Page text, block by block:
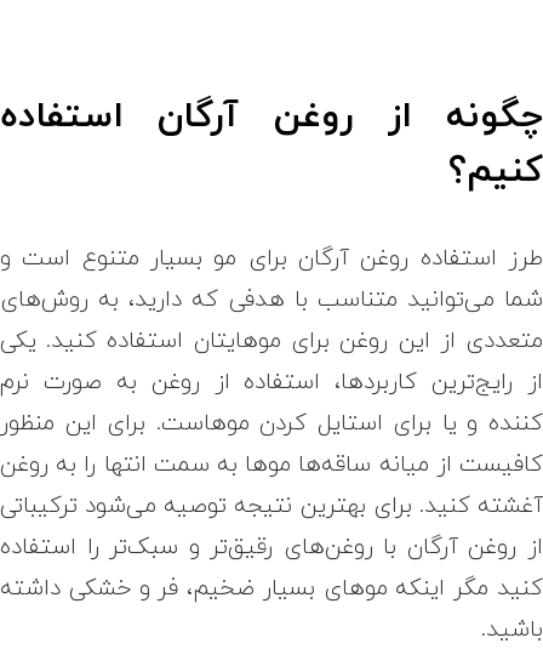
چگونه از روغن آرگان استفاده
کنیم؟
طرز استفاده روغن آرگان برای مو بسیار متنوع است و
شما می‌توانید متناسب با هدفی که دارید، به روش‌های
متعددی از این روغن برای موهایتان استفاده کنید. یکی
از رایج‌ترین کاربردها، استفاده از روغن به صورت نرم
کننده و یا برای استایل کردن موهاست. برای این منظور
کافیست از میانه ساقه‌ها موها به سمت انتها را به روغن
آغشته کنید. برای بهترین نتیجه توصیه می‌شود ترکیباتی
از روغن آرگان با روغن‌های رقیق‌تر و سبک‌تر را استفاده
کنید مگر اینکه موهای بسیار ضخیم، فر و خشکی داشته
باشید.